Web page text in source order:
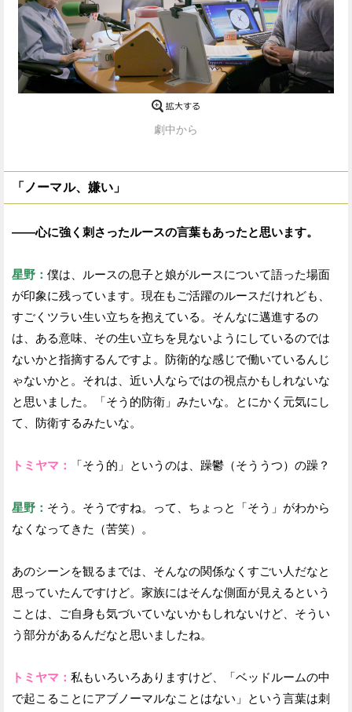
劇中から
「ノーマル、嫌い」
——心に強く刺さったルースの言葉もあったと思います。
星野： 僕は、ルースの息子と娘がルースについて語った場面
が印象に残っています。現在もご活躍のルースだけれども、
すごくツラい生い立ちを抱えている。そんなに邁進するの
は、ある意味、その生い立ちを見ないようにしているのでは
ないかと指摘するんですよ。防衛的な感じで働いているんじ
ゃないかと。それは、近い人ならではの視点かもしれないな
と思いました。「そう的防衛」みたいな。とにかく元気にし
て、防衛するみたいな。
トミヤマ： 「そう的」というのは、躁鬱（そううつ）の躁？
星野： そう。そうですね。って、ちょっと「そう」がわから
なくなってきた（苦笑）。
あのシーンを観るまでは、そんなの関係なくすごい人だなと
思っていたんですけど。家族にはそんな側面が見えるという
ことは、ご自身も気づいていないかもしれないけど、そうい
う部分があるんだなと思いましたね。
トミヤマ： 私もいろいろありますけど、「ベッドルームの中
で起こることにアブノーマルなことはない」という言葉は刺